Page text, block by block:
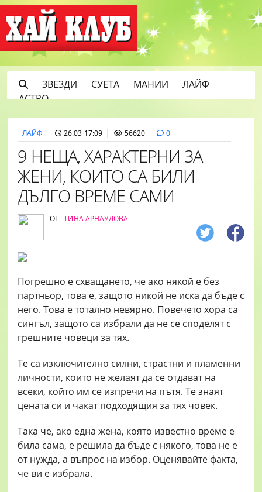
ЗВЕЗДИ СУЕТА МАНИИ
ЛАЙФ
АСТРО
ЛАЙФ 26.03 17:09 56620 0
9 НЕЩА, ХАРАКТЕРНИ ЗА
ЖЕНИ, КОИТО СА БИЛИ
ДЪЛГО ВРЕМЕ САМИ
ОТ ТИНА АРНАУДОВА
Погрешно е схващането, че ако някой е без
партньор, това е, защото никой не иска да бъде с
него. Това е тотално невярно. Повечето хора са
сингъл, защото са избрали да не се споделят с
грешните човеци за тях.
Те са изключително силни, страстни и пламенни
личности, които не желаят да се отдават на
всеки, който им се изпречи на пътя. Те знаят
цената си и чакат подходящия за тях човек.
Така че, ако една жена, която известно време е
била сама, е решила да бъде с някого, това не е
от нужда, а въпрос на избор. Оценявайте факта,
че ви е избрала.